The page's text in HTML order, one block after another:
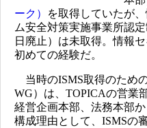
ーク）
を取得していたが
ム安全対策実施事業所認
日廃止）は未取得。情報
初めての経験だ。
当時のISMS取得のため
WG）は、TOPICAの営業
経営企画本部、法務本部
構成理由として、ISMSの